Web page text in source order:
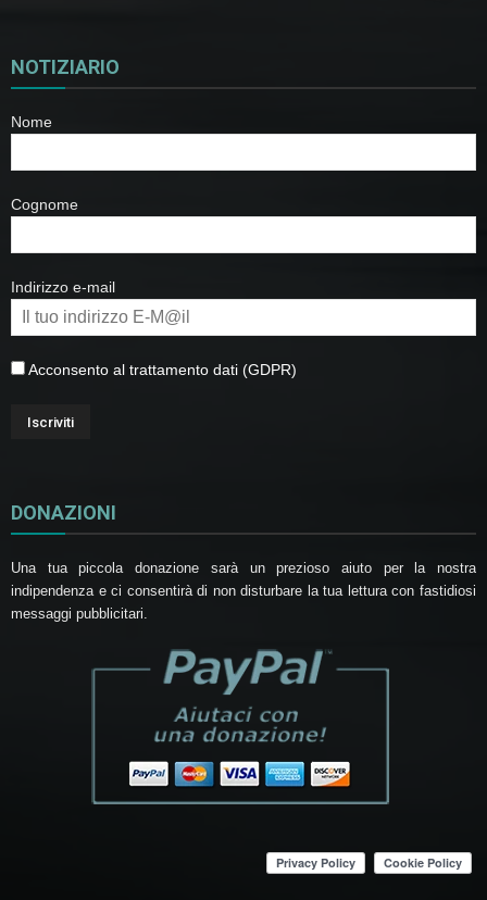
NOTIZIARIO
Nome
Cognome
Indirizzo e-mail
Acconsento al trattamento dati (GDPR)
DONAZIONI
Una tua piccola donazione sarà un prezioso aiuto per la nostra
indipendenza e ci consentirà di non disturbare la tua lettura con fastidiosi
messaggi pubblicitari.